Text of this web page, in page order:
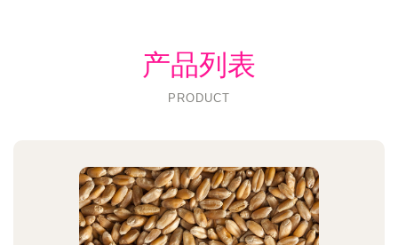
产品列表
PRODUCT